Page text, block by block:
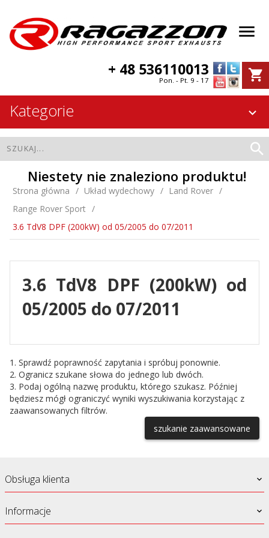
+ 48 536110013
Pon. - Pt. 9 - 17
Kategorie
Strona główna Układ wydechowy
Land Rover
Range Rover Sport
3.6 TdV8 DPF (200kW) od 05/2005 do 07/2011
3.6 TdV8 DPF (200kW) od
05/2005 do 07/2011
Niestety nie znaleziono produktu!
1. Sprawdź poprawność zapytania i spróbuj ponownie.
2. Ogranicz szukane słowa do jednego lub dwóch.
3. Podaj ogólną nazwę produktu, którego szukasz. Później
będziesz mógł ograniczyć wyniki wyszukiwania korzystając z
zaawansowanych filtrów.
szukanie zaawansowane
Obsługa klienta
Informacje